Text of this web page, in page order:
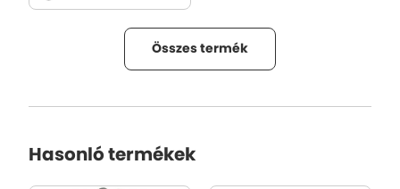
Összes termék
Hasonló termékek